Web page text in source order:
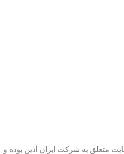
متعلق به شرکت ایران آذین بوده و